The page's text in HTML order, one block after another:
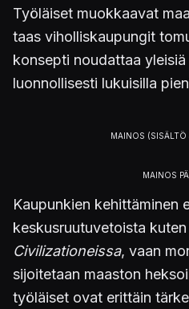
Työläiset muokkaavat
taas viholliskaupungit
konsepti noudattaa
luonnollisesti lukuisilla
Kaupunkien kehittäminen
keskusruutuvetoista
Civilizationeissa, vaan
sijoitetaan maaston
työläiset ovat erittäin